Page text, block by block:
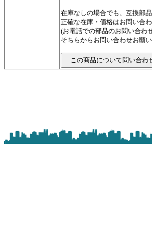
在庫なしの場合でも、互換部
正確な在庫・価格はお問い合わ
(お電話での部品のお問い合わ
そちらからお問い合わせお願